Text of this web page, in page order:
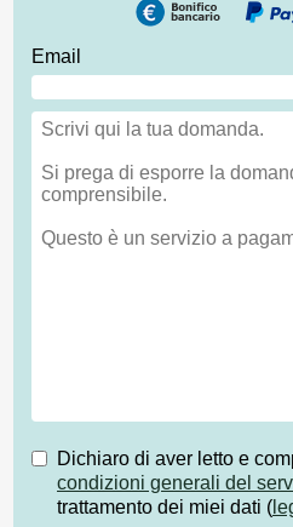
Email
Dichiaro di aver letto e
condizioni generali del
trattamento dei miei dati (